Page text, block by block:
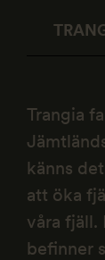
Trangia
känns
att öka
våra fjäll.
befinner